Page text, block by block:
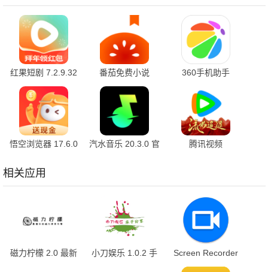
红果短剧 7.2.9.32
官方版
番茄免费小说
7.2.9.32 安卓版
360手机助手
悟空浏览器 17.6.0
汽水音乐 20.3.0 官
腾讯视频
相关应用
磁力柠檬 2.0 最新
小刀娱乐 1.0.2 手
Screen Recorder
1.2.6.7 最新版